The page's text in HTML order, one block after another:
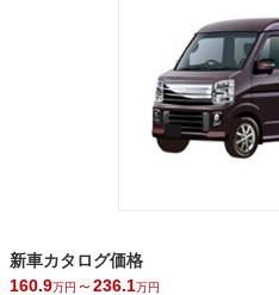
新車カタログ価格
160.9万円 ～236.1万円